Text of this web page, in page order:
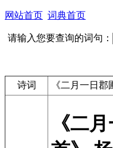
网站首页 词典首页
请输入您要查询的词句：
诗词 《二月一日
《二